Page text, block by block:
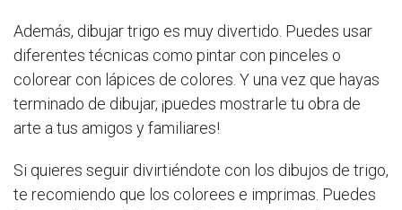
Además, dibujar trigo es muy divertido. Puedes usar
diferentes técnicas como pintar con pinceles o
colorear con lápices de colores. Y una vez que hayas
terminado de dibujar, ¡puedes mostrarle tu obra de
arte a tus amigos y familiares!
Si quieres seguir divirtiéndote con los dibujos de trigo,
te recomiendo que los colorees e imprimas. Puedes